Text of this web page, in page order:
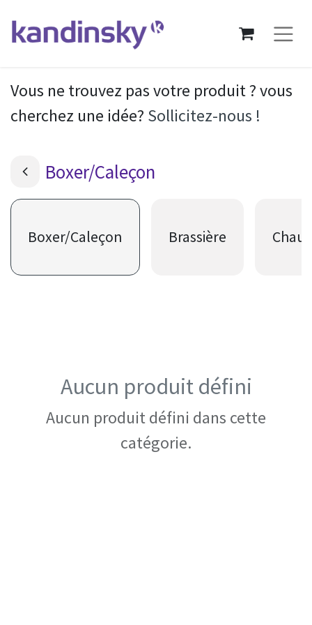
Vous ne trouvez pas votre produit ? vous
cherchez une idée? Sollicitez-nous !
Boxer/Caleçon
Boxer/Caleçon Brassière
Aucun produit défini
Aucun produit défini dans cette
catégorie.